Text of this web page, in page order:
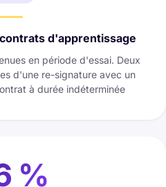
d'apprentissage
en période d'essai. Deux
d'une re-signature avec un
à durée indéterminée
%